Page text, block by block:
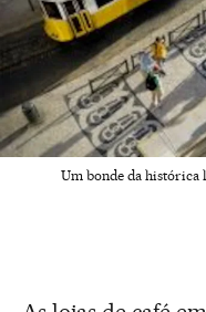
Um bonde da histórica